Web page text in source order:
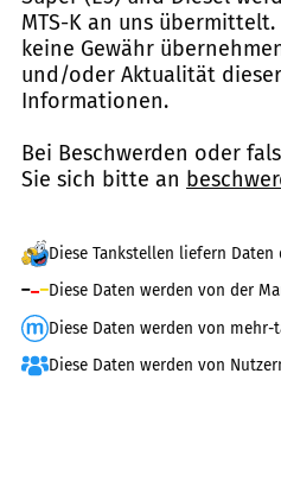
MTS-K an uns
keine Gewähr
und/oder Aktualität
Informationen.
Bei Beschwerden oder
Sie sich bitte an
Diese Tankstellen liefern
Diese Daten werden von der
Diese Daten werden von mehr-
Diese Daten werden von